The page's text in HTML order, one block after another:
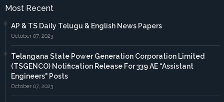
Most Recent
AP & TS Daily Telugu & English News Papers
October 07, 2023
Telangana State Power Generation Corporation Limited
(TSGENCO) Notification Release For 339 AE “Assistant
Engineers" Posts
October 07, 2023